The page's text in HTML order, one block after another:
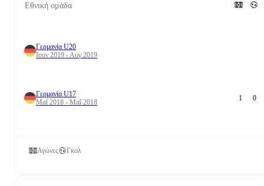
Εθνική ομάδα
Γερμανία U20
Ιουν 2019 - Αυγ 2019
Γερμανία U17
Μαΐ 2018 - Μαΐ 2018
1 0
Αγώνες Γκολ